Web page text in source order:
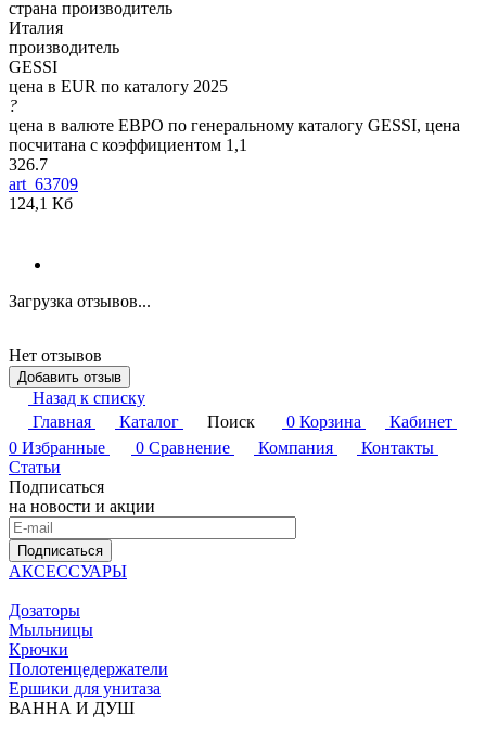
страна производитель
Италия
производитель
GESSI
цена в EUR по каталогу 2025
?
цена в валюте ЕВРО по генеральному каталогу GESSI, цена
посчитана с коэффициентом 1,1
326.7
art_63709
124,1 Кб
Загрузка отзывов...
Нет отзывов
Добавить отзыв
Назад к списку
Главная
Каталог Поиск 0 Корзина
Кабинет
0 Избранные 0 Сравнение Компания
Контакты
Статьи
Подписаться
на новости и акции
Подписаться
АКСЕССУАРЫ
Дозаторы
Мыльницы
Крючки
Полотенцедержатели
Ершики для унитаза
ВАННА И ДУШ